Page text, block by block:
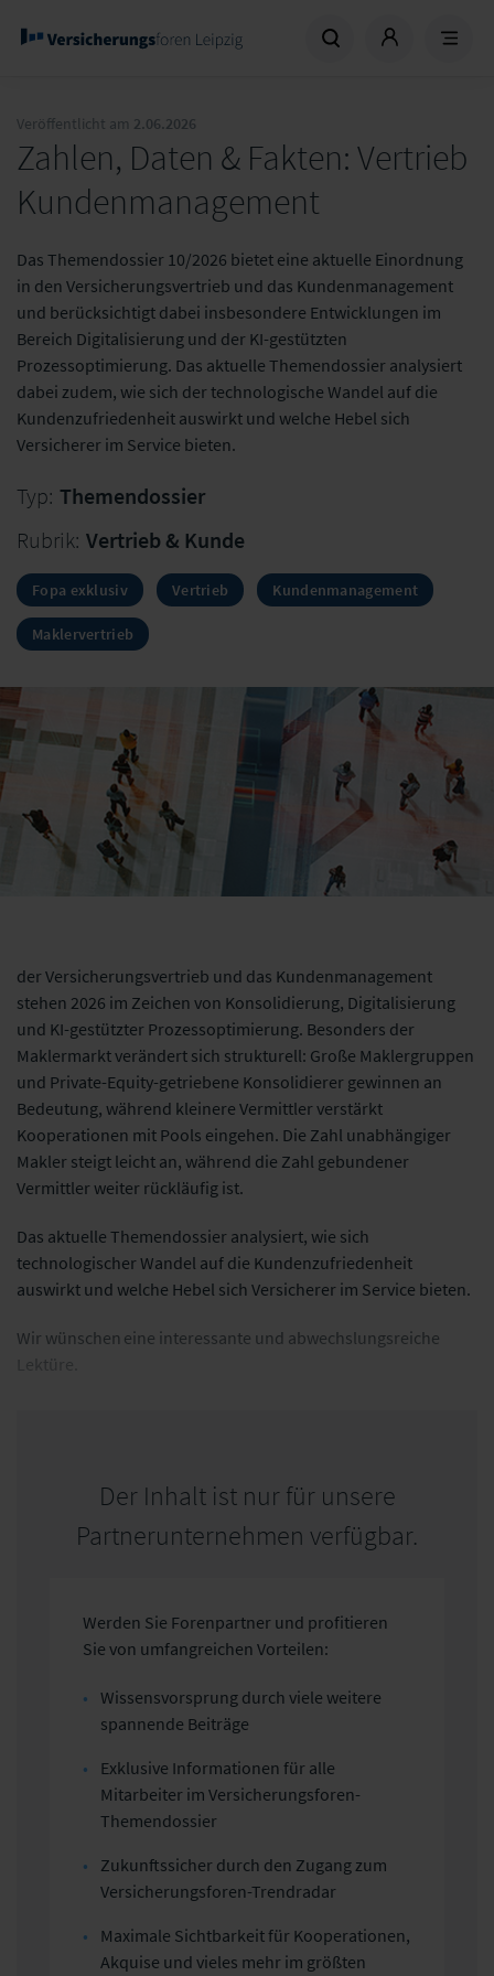
Veröffentlicht am 2.06.2026
Zahlen, Daten & Fakten: Vertrieb
Kundenmanagement
Das Themendossier 10/2026 bietet eine aktuelle Einordnung
in den Versicherungsvertrieb und das Kundenmanagement
und berücksichtigt dabei insbesondere Entwicklungen im
Bereich Digitalisierung und der KI-gestützten
Prozessoptimierung. Das aktuelle Themendossier analysiert
dabei zudem, wie sich der technologische Wandel auf die
Kundenzufriedenheit auswirkt und welche Hebel sich
Versicherer im Service bieten.
Typ: Themendossier
Rubrik: Vertrieb & Kunde
Fopa exklusiv Vertrieb Kundenmanagement
Maklervertrieb
der Versicherungsvertrieb und das Kundenmanagement
stehen 2026 im Zeichen von Konsolidierung, Digitalisierung
und KI-gestützter Prozessoptimierung. Besonders der
Maklermarkt verändert sich strukturell: Große Maklergruppen
und Private-Equity-getriebene Konsolidierer gewinnen an
Bedeutung, während kleinere Vermittler verstärkt
Kooperationen mit Pools eingehen. Die Zahl unabhängiger
Makler steigt leicht an, während die Zahl gebundener
Vermittler weiter rückläufig ist.
Das aktuelle Themendossier analysiert, wie sich
technologischer Wandel auf die Kundenzufriedenheit
auswirkt und welche Hebel sich Versicherer im Service bieten.
Wir wünschen eine interessante und abwechslungsreiche
Lektüre.
Der Inhalt ist nur für unsere
Partnerunternehmen verfügbar.
Werden Sie Forenpartner und profitieren
Sie von umfangreichen Vorteilen:
Wissensvorsprung durch viele weitere
spannende Beiträge
Exklusive Informationen für alle
Mitarbeiter im Versicherungsforen-
Themendossier
Zukunftssicher durch den Zugang zum
Versicherungsforen-Trendradar
Maximale Sichtbarkeit für Kooperationen,
Akquise und vieles mehr im größten